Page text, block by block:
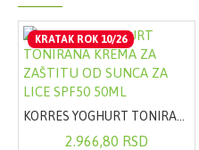
KRATAK ROK 10/26
2.966,80 RSD